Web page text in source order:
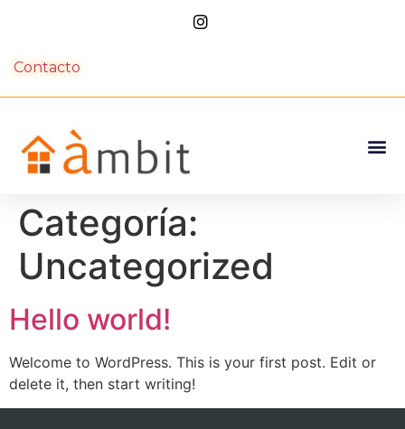
Contacto
Categoría:
Uncategorized
Hello world!
Welcome to WordPress. This is your first post. Edit or
delete it, then start writing!